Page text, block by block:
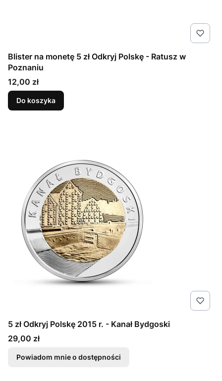
Blister na monetę 5 zł Odkryj Polskę - Ratusz w
Poznaniu
Cena
12,00 zł
Do koszyka
5 zł Odkryj Polskę 2015 r. - Kanał Bydgoski
Cena
29,00 zł
Powiadom mnie o dostępności